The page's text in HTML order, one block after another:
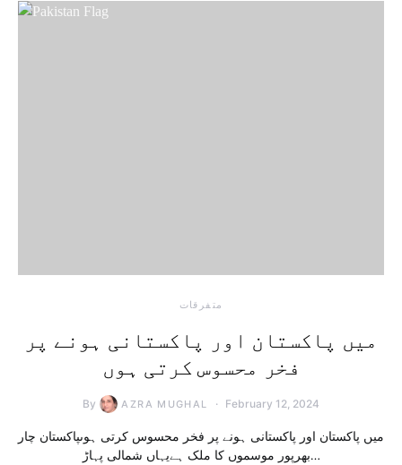
متفرقات
میں پاکستان اور پاکستانی ہونے پر
فخر محسوس کرتی ہوں
By AZRA MUGHAL February 12, 2024
میں پاکستان اور پاکستانی ہونے پر فخر محسوس کرتی ہوںپاکستان چار
بھرپور موسموں کا ملک ہےیہاں شمالی پہاڑ…